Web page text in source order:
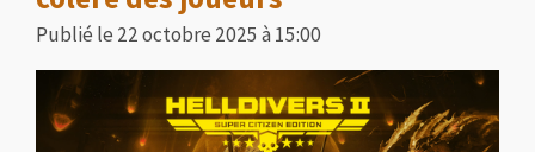
Publié le 22 octobre 2025 à 15:00